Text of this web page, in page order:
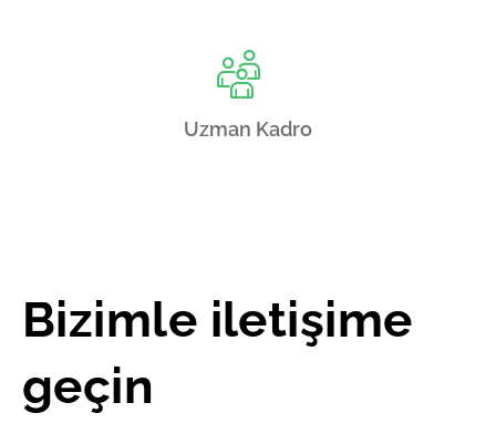
Uzman Kadro
Bizimle iletişime
geçin